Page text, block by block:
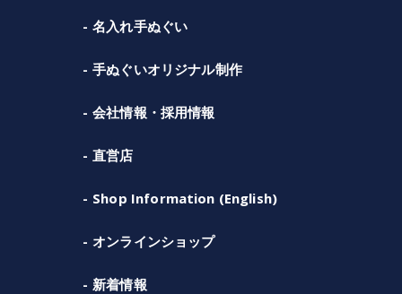
名入れ手ぬぐい
手ぬぐいオリジナル制作
会社情報・採用情報
直営店
Shop Information (English)
オンラインショップ
新着情報